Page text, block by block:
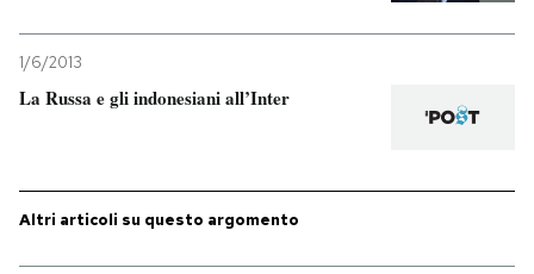
1/6/2013
La Russa e gli indonesiani all’Inter
Altri articoli su questo argomento